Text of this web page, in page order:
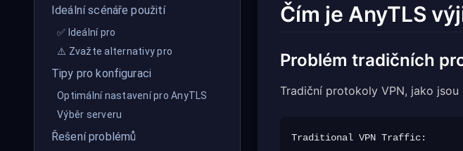
Ideální scénáře použití
✅ Ideální pro
⚠️ Zvažte alternativy pro
Tipy pro konfiguraci
Optimální nastavení pro AnyTLS
Výběr serveru
Řešení problémů
Čím je AnyTLS
Problém tradičních
Tradiční protokoly VPN, jako
Traditional VPN Traffic: